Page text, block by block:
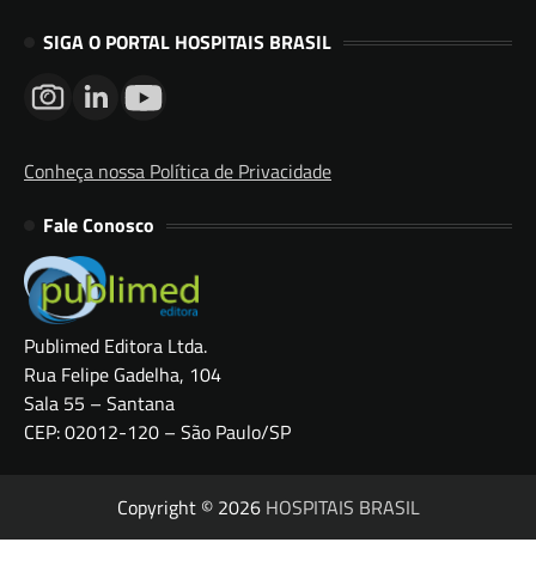
SIGA O PORTAL HOSPITAIS BRASIL
Conheça nossa Política de Privacidade
Fale Conosco
Publimed Editora Ltda.
Rua Felipe Gadelha, 104
Sala 55 – Santana
CEP: 02012-120 – São Paulo/SP
Copyright © 2026 HOSPITAIS BRASIL